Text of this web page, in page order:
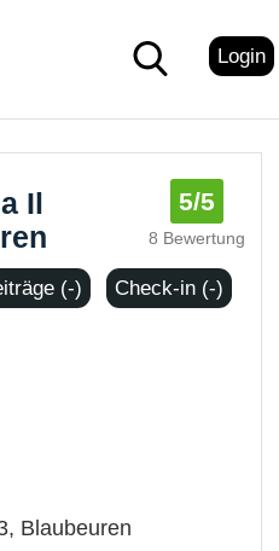
Login
Il
5/5
8 Bewertung
(-) Check-in (-)
Blaubeuren